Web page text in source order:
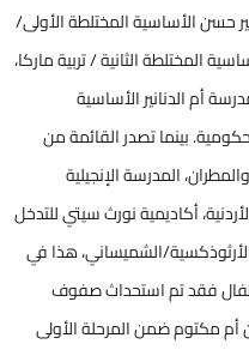
حسن الأساسية المختلطة الأولى/
المختلطة الثانية / تربية ماركا،
أم الدنانير الأساسية
بينما تصدر القائمة من
المدرسة الإنجيلية
أكاديمية نورث سيتي للتدخل
الأرثوذكسية/الشميساني، هذا في
فقد تم استحداث صفوف
مكتوم ضمن المرحلة الأولى